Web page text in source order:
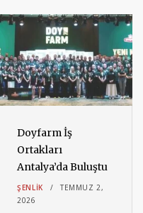
Doyfarm İş
Ortakları
Antalya’da Buluştu
ŞENLIK
TEMMUZ 2,
2026